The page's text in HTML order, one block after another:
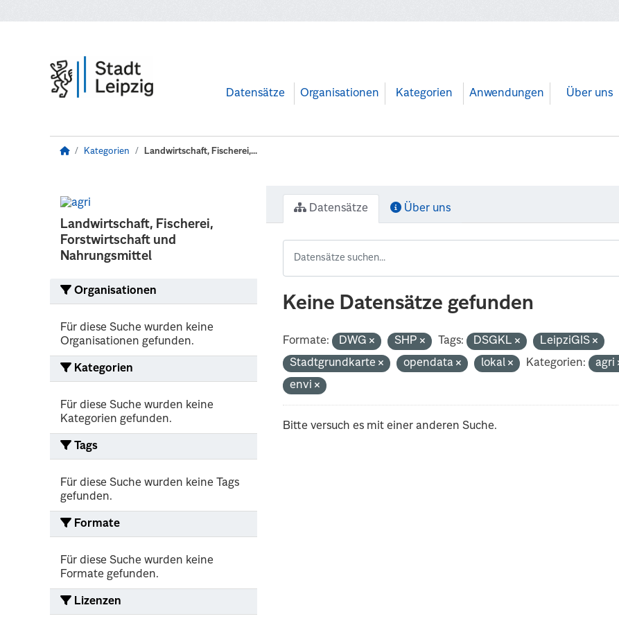
Datensätze Organisationen Kategorien Anwendungen Über uns
Kategorien Landwirtschaft, Fischerei,...
Landwirtschaft, Fischerei,
Forstwirtschaft und
Nahrungsmittel
Organisationen
Für diese Suche wurden keine
Organisationen gefunden.
Kategorien
Für diese Suche wurden keine
Kategorien gefunden.
Tags
Für diese Suche wurden keine Tags
gefunden.
Formate
Für diese Suche wurden keine
Formate gefunden.
Lizenzen
Datensätze Über uns
Keine Datensätze gefunden
Formate: DWG SHP Tags: DSGKL
LeipziGIS
Stadtgrundkarte
opendata lokal Kategorien:
agri
envi
Bitte versuch es mit einer anderen Suche.